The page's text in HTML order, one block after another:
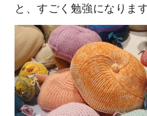
と、すごく勉強になります